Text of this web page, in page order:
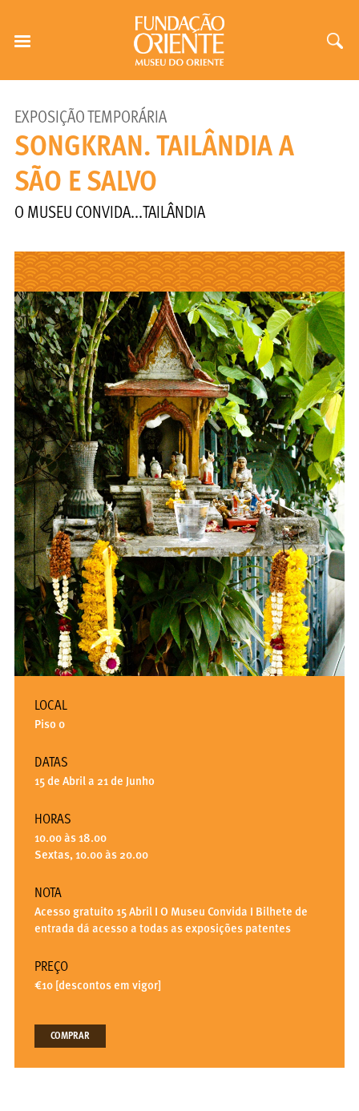
EXPOSIÇÃO TEMPORÁRIA
SONGKRAN. TAILÂNDIA A
SÃO E SALVO
O MUSEU CONVIDA...TAILÂNDIA
LOCAL
Piso 0
DATAS
15 de Abril a 21 de Junho
HORAS
10.00 às 18.00
Sextas, 10.00 às 20.00
NOTA
Acesso gratuito 15 Abril I O Museu Convida I Bilhete de
entrada dá acesso a todas as exposições patentes
PREÇO
€10 [descontos em vigor]
COMPRAR